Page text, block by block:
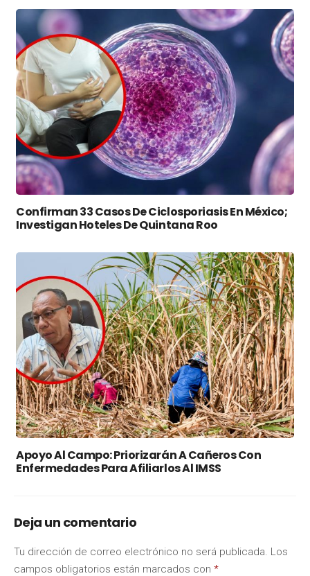
Confirman 33 Casos De Ciclosporiasis En México;
Investigan Hoteles De Quintana Roo
Apoyo Al Campo: Priorizarán A Cañeros Con
Enfermedades Para Afiliarlos Al IMSS
Deja un comentario
Tu dirección de correo electrónico no será publicada. Los
campos obligatorios están marcados con *